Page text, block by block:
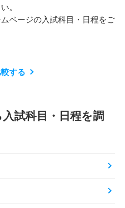
。
ページの入試科目・日程をご
する
試科目・日程を調